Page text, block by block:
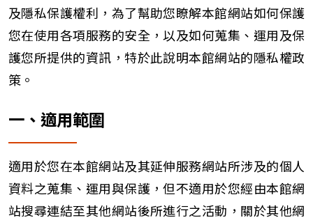
及隱私保護權利，為了幫助您瞭解本館網站如何保護
您在使用各項服務的安全，以及如何蒐集、運用及保
護您所提供的資訊，特於此說明本館網站的隱私權政
策。
一、適用範圍
適用於您在本館網站及其延伸服務網站所涉及的個人
資料之蒐集、運用與保護，但不適用於您經由本館網
站搜尋連結至其他網站後所進行之活動，關於其他網